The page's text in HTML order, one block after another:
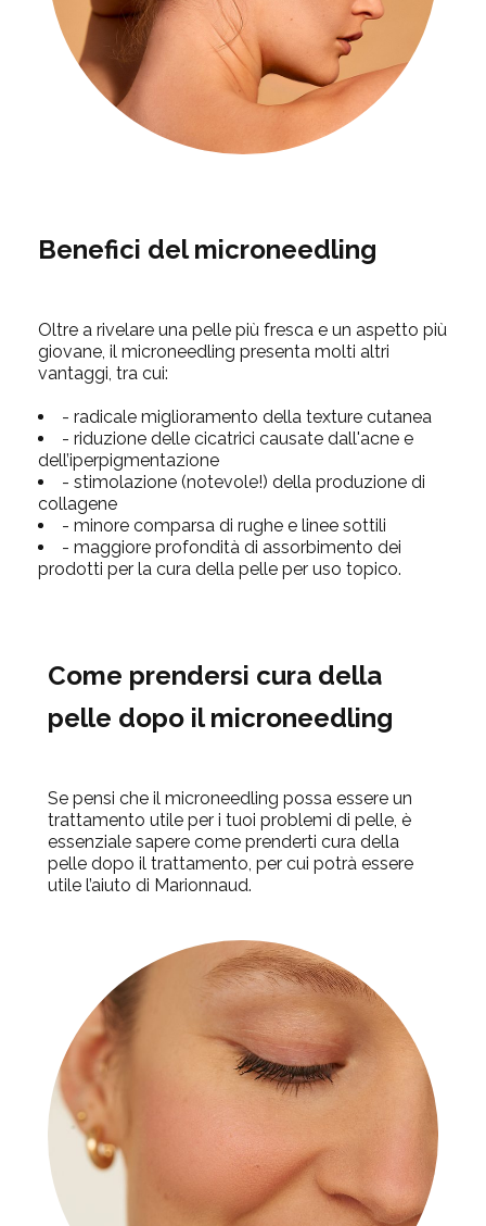
Benefici del microneedling
Oltre a rivelare una pelle più fresca e un aspetto più
giovane, il microneedling presenta molti altri
vantaggi, tra cui:
- radicale miglioramento della texture cutanea
- riduzione delle cicatrici causate dall'acne e
dell’iperpigmentazione
- stimolazione (notevole!) della produzione di
collagene
- minore comparsa di rughe e linee sottili
- maggiore profondità di assorbimento dei
prodotti per la cura della pelle per uso topico.
Come prendersi cura della
pelle dopo il microneedling
Se pensi che il microneedling possa essere un
trattamento utile per i tuoi problemi di pelle, è
essenziale sapere come prenderti cura della
pelle dopo il trattamento, per cui potrà essere
utile l’aiuto di Marionnaud.